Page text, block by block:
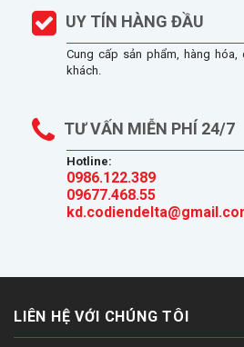
UY TÍN HÀNG ĐẦU
Cung cấp sản phẩm, hàng
khách.
TƯ VẤN MIỄN PHÍ 24/7
Hotline:
0986.122.389
09677.468.55
LIÊN HỆ VỚI CHÚNG TÔI